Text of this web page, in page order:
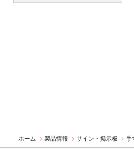
ホーム 製品情報 サイン・掲示板 手